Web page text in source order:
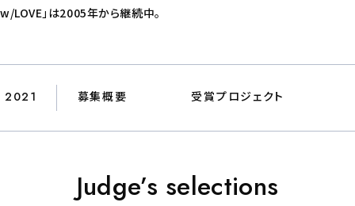
w/LOVE」は2005年から継続中。
2021 募集概要 受賞プロジェクト
Judge’s selections